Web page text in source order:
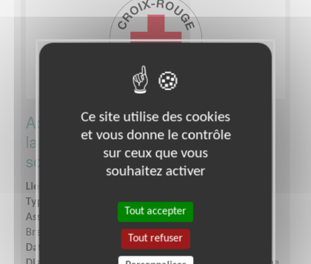
Accueil/ Orientation dans le cadre de
la future ouverture d'une épicerie
solidaire
Lieu :
Type :
Accueil, Information
Association :
Croix-Rouge Française - Unité Locale de
Brest
Date :
Ce site utilise des cookies
et vous donne le contrôle
sur ceux que vous
souhaitez activer
Tout accepter
Tout refuser